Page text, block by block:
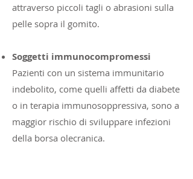
attraverso piccoli tagli o abrasioni sulla
pelle sopra il gomito.
Soggetti immunocompromessi
Pazienti con un sistema immunitario
indebolito, come quelli affetti da diabete
o in terapia immunosoppressiva, sono a
maggior rischio di sviluppare infezioni
della borsa olecranica.